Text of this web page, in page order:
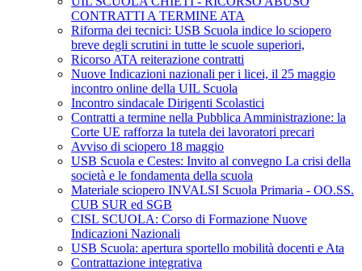
CONTRATTI A TERMINE ATA
Riforma dei tecnici: USB Scuola indice lo sciopero
breve degli scrutini in tutte le scuole superiori,
Ricorso ATA reiterazione contratti
Nuove Indicazioni nazionali per i licei, il 25 maggio
incontro online della UIL Scuola
Incontro sindacale Dirigenti Scolastici
Contratti a termine nella Pubblica Amministrazione: la
Corte UE rafforza la tutela dei lavoratori precari
Avviso di sciopero 18 maggio
USB Scuola e Cestes: Invito al convegno La crisi della
società e le fondamenta della scuola
Materiale sciopero INVALSI Scuola Primaria - OO.SS.
CUB SUR ed SGB
CISL SCUOLA: Corso di Formazione Nuove
Indicazioni Nazionali
USB Scuola: apertura sportello mobilità docenti e Ata
Contrattazione integrativa